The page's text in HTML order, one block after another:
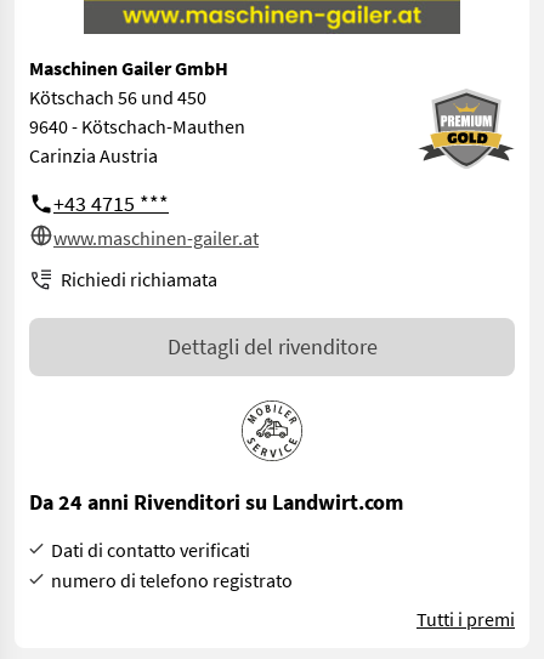
Maschinen Gailer GmbH
Kötschach 56 und 450
9640 - Kötschach-Mauthen
Carinzia Austria
+43 4715 ***
www.maschinen-gailer.at
Richiedi richiamata
Dettagli del rivenditore
Da 24 anni Rivenditori su Landwirt.com
Dati di contatto verificati
numero di telefono registrato
Tutti i premi